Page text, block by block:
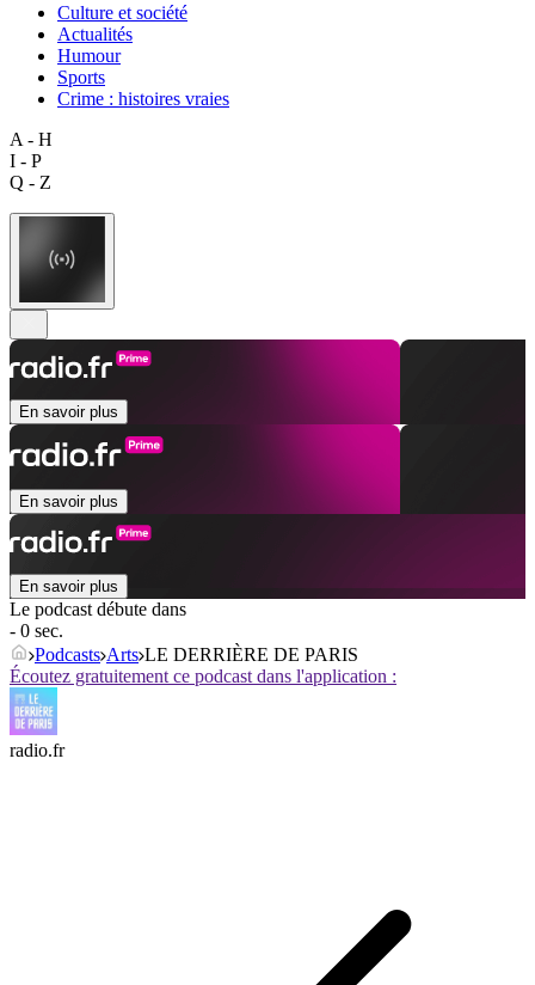
Culture et société
Actualités
Humour
Sports
Crime : histoires vraies
A - H
I - P
Q - Z
En savoir plus
En savoir plus
En savoir plus
Le podcast débute dans
- 0 sec.
Podcasts Arts LE DERRIÈRE DE PARIS
Écoutez gratuitement ce podcast dans l'application :
radio.fr